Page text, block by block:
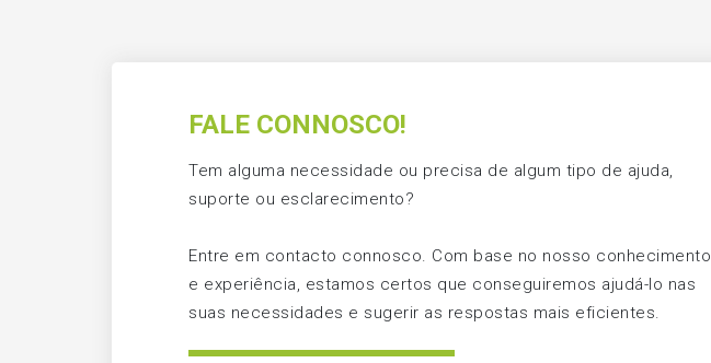
FALE CONNOSCO!
Tem alguma necessidade ou precisa de algum tipo de ajuda,
suporte ou esclarecimento?
Entre em contacto connosco. Com base no nosso conhecimento
e experiência, estamos certos que conseguiremos ajudá-lo nas
suas necessidades e sugerir as respostas mais eficientes.